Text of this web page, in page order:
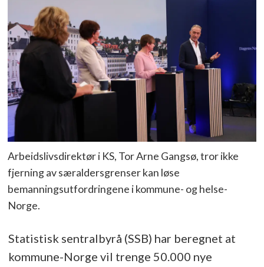
Arbeidslivsdirektør i KS, Tor Arne Gangsø, tror ikke
fjerning av særaldersgrenser kan løse
bemanningsutfordringene i kommune- og helse-
Norge.
Statistisk sentralbyrå (SSB) har beregnet at
kommune-Norge vil trenge 50.000 nye